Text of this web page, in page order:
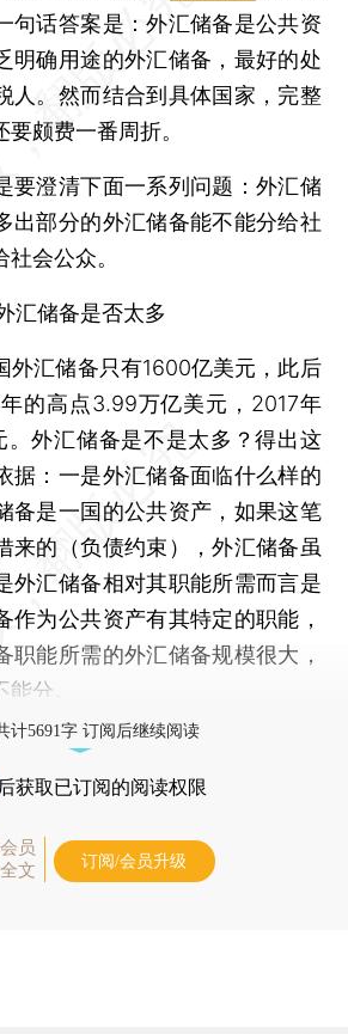
句话答案是：外汇储备是公共资
明确用途的外汇储备，最好的处
人。然而结合到具体国家，完整
颇费一番周折。
澄清下面一系列问题：外汇储
出部分的外汇储备能不能分给社
会公众。
汇储备是否太多
汇储备只有1600亿美元，此后
的高点3.99万亿美元，2017年
。外汇储备是不是太多？得出这
据：一是外汇储备面临什么样的
备是一国的公共资产，如果这笔
来的（负债约束），外汇储备虽
外汇储备相对其职能所需而言是
作为公共资产有其特定的职能，
职能所需的外汇储备规模很大，
分。
计5691字 订阅后继续阅读
后获取已订阅的阅读权限
员
文
订阅/会员升级